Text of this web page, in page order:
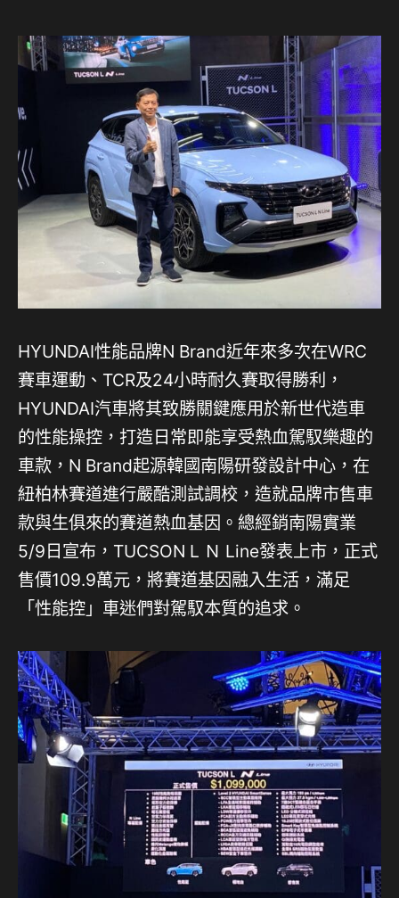
HYUNDAI性能品牌N Brand近年來多次在WRC
賽車運動、TCR及24小時耐久賽取得勝利，
HYUNDAI汽車將其致勝關鍵應用於新世代造車
的性能操控，打造日常即能享受熱血駕馭樂趣的
車款，N Brand起源韓國南陽研發設計中心，在
紐柏林賽道進行嚴酷測試調校，造就品牌市售車
款與生俱來的賽道熱血基因。總經銷南陽實業
5/9日宣布，TUCSON L Ｎ Line發表上市，正式
售價109.9萬元，將賽道基因融入生活，滿足
「性能控」車迷們對駕馭本質的追求。